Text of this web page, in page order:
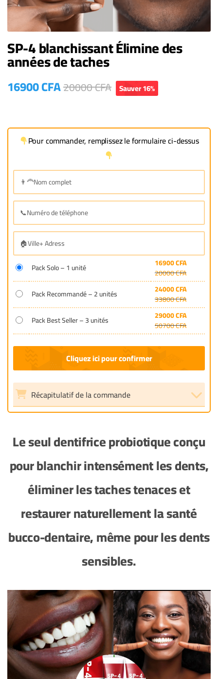
SP-4 blanchissant Élimine des
années de taches
16900CFA20000CFA Sauver 16%
Pour commander, remplissez le formulaire ci-dessus
Pack Solo – 1 unité 16900CFA
20000CFA
Pack Recommandé – 2 unités
24000CFA
33800CFA
Pack Best Seller – 3 unités
29000CFA
50700CFA
Récapitulatif de la commande
Le seul dentifrice probiotique conçu
pour blanchir intensément les dents,
éliminer les taches tenaces et
restaurer naturellement la santé
bucco-dentaire, même pour les dents
sensibles.